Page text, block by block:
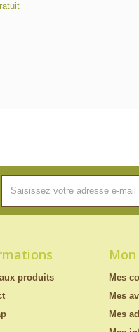
produits
Mes
Mes
Mes